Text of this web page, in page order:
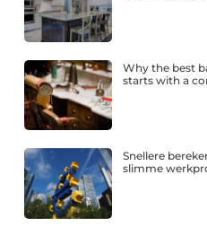
Why the best
starts with a
Snellere
slimme